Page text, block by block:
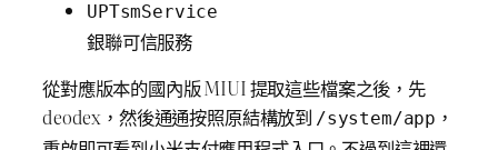
UPTsmService
銀聯可信服務
從對應版本的國內版 MIUI 提取這些檔案之後，先
deodex，然後通通按照原結構放到 /system/app ，